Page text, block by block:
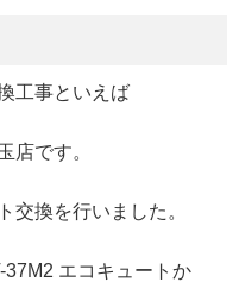
工事といえば
店です。
交換を行いました。
エコキュートか